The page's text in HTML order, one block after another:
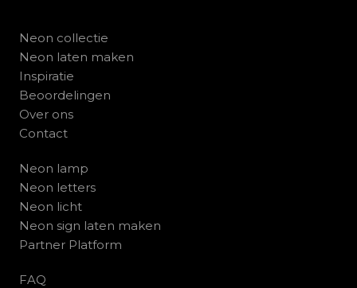
Neon collectie
Neon laten maken
Inspiratie
Beoordelingen
Over ons
Contact
Neon lamp
Neon letters
Neon licht
Neon sign laten maken
Partner Platform
FAQ